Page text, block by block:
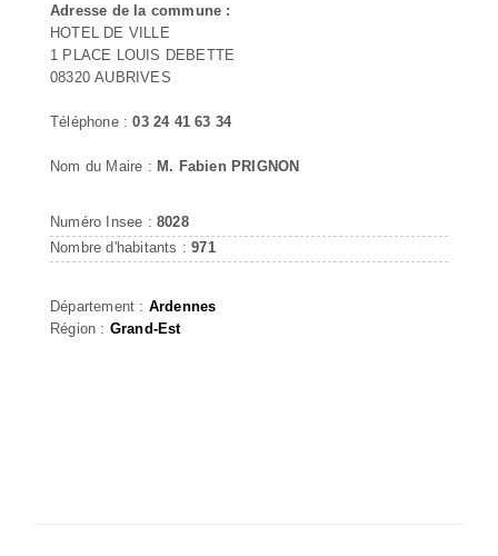
Adresse de la commune :
HOTEL DE VILLE
1 PLACE LOUIS DEBETTE
08320 AUBRIVES
Téléphone :03 24 41 63 34
Nom du Maire : M. Fabien PRIGNON
Numéro Insee : 8028
Nombre d'habitants :971
Département : Ardennes
Région : Grand-Est